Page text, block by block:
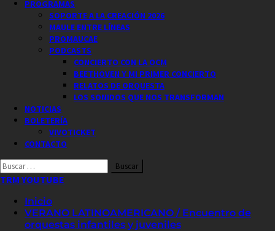
PROGRAMAS
SOPORTE A LA CREACIÓN 2026
MAULE ENTRE LÍNEAS
PROMAUCAE
PODCASTS
CONCIERTO CON LA OCM
BEETHOVEN Y MI PRIMER CONCIERTO
RELATOS DE ORQUESTA
LOS SONIDOS QUE NOS TRANSFORMAN
NOTICIAS
BOLETERÍA
VIVOTICKET
CONTACTO
Buscar
por:
TRM YOUTUBE
Inicio
VERANO LATINOAMERICANO / Encuentro de
orquestas infantiles y juveniles